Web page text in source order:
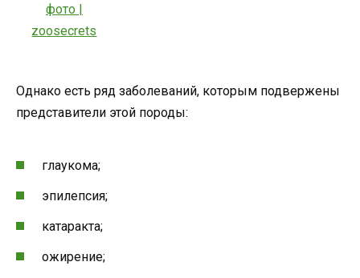
Однако есть ряд заболеваний, которым подвержены
представители этой породы:
глаукома;
эпилепсия;
катаракта;
ожирение;